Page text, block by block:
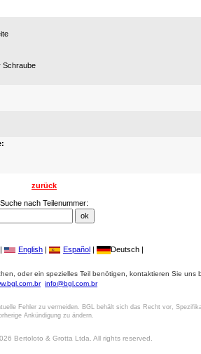
Schraube
zurück
Suche nach Teilenummer:
| English | Español | Deutsch |
oder ein spezielles Teil benötigen, kontaktieren Sie uns
info@bgl.com.br
Fehler zu vermeiden. BGL behält sich das Recht vor,
Ankündigung zu ändern.
Bertoloto & Grotta Ltda. All rights reserved.